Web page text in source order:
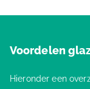
Voordelen
Hieronder een